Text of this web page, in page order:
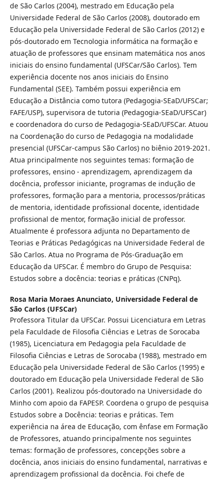
de São Carlos (2004), mestrado em Educação pela
Universidade Federal de São Carlos (2008), doutorado em
Educação pela Universidade Federal de São Carlos (2012) e
pós-doutorado em Tecnologia informática na formação e
atuação de professores que ensinam matemática nos anos
iniciais do ensino fundamental (UFSCar/São Carlos). Tem
experiência docente nos anos iniciais do Ensino
Fundamental (SEE). Também possui experiência em
Educação a Distância como tutora (Pedagogia-SEaD/UFSCar;
FAFE/USP), supervisora de tutoria (Pedagogia-SEaD/UFSCar)
e coordenadora do curso de Pedagogia-SEaD/UFSCar. Atuou
na Coordenação do curso de Pedagogia na modalidade
presencial (UFSCar-campus São Carlos) no biênio 2019-2021.
Atua principalmente nos seguintes temas: formação de
professores, ensino - aprendizagem, aprendizagem da
docência, professor iniciante, programas de indução de
professores, formação para a mentoria, processos/práticas
de mentoria, identidade profissional docente, identidade
profissional de mentor, formação inicial de professor.
Atualmente é professora adjunta no Departamento de
Teorias e Práticas Pedagógicas na Universidade Federal de
São Carlos. Atua no Programa de Pós-Graduação em
Educação da UFSCar. É membro do Grupo de Pesquisa:
Estudos sobre a docência: teorias e práticas (CNPq).
Rosa Maria Moraes Anunciato, Universidade Federal de
São Carlos (UFSCar)
Professora Titular da UFSCar. Possui Licenciatura em Letras
pela Faculdade de Filosofia Ciências e Letras de Sorocaba
(1985), Licenciatura em Pedagogia pela Faculdade de
Filosofia Ciências e Letras de Sorocaba (1988), mestrado em
Educação pela Universidade Federal de São Carlos (1995) e
doutorado em Educação pela Universidade Federal de São
Carlos (2001). Realizou pós-doutorado na Universidade do
Minho com apoio da FAPESP. Coordena o grupo de pesquisa
Estudos sobre a Docência: teorias e práticas. Tem
experiência na área de Educação, com ênfase em Formação
de Professores, atuando principalmente nos seguintes
temas: formação de professores, concepções sobre a
docência, anos iniciais do ensino fundamental, narrativas e
aprendizagem profissional da docência. Foi chefe de